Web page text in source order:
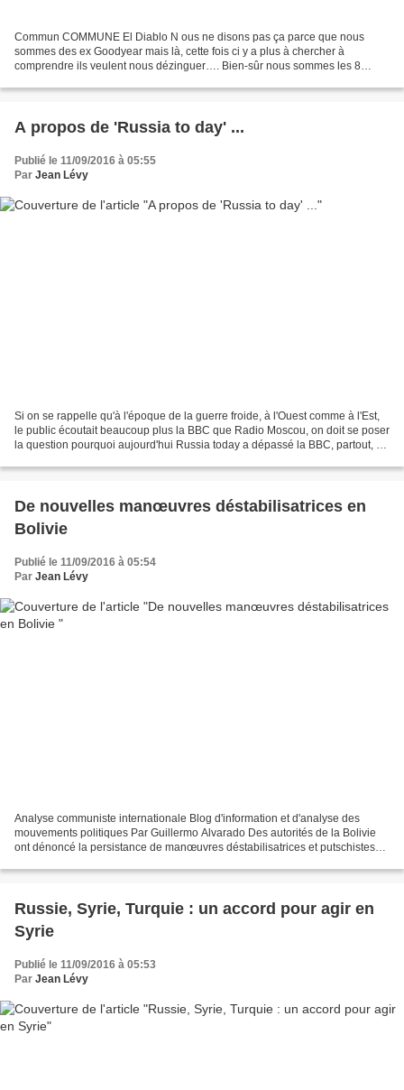
Commun COMMUNE El Diablo N ous ne disons pas ça parce que nous
sommes des ex Goodyear mais là, cette fois ci y a plus à chercher à
comprendre ils veulent nous dézinguer…. Bien-sûr nous sommes les 8
A propos de 'Russia to day' ...
Publié le 11/09/2016 à 05:55
Par Jean Lévy
Si on se rappelle qu'à l'époque de la guerre froide, à l'Ouest comme à l'Est,
le public écoutait beaucoup plus la BBC que Radio Moscou, on doit se poser
la question pourquoi aujourd'hui Russia today a dépassé la BBC, partout, y
De nouvelles manœuvres déstabilisatrices en
Bolivie
Publié le 11/09/2016 à 05:54
Par Jean Lévy
Analyse communiste internationale Blog d'information et d'analyse des
mouvements politiques Par Guillermo Alvarado Des autorités de la Bolivie
ont dénoncé la persistance de manœuvres déstabilisatrices et putschistes
Russie, Syrie, Turquie : un accord pour agir en
Syrie
Publié le 11/09/2016 à 05:53
Par Jean Lévy